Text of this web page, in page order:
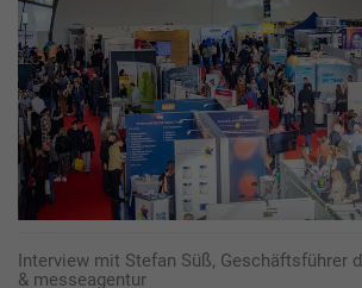
Interview mit Stefan Süß, Geschäftsführer
& messeagentur